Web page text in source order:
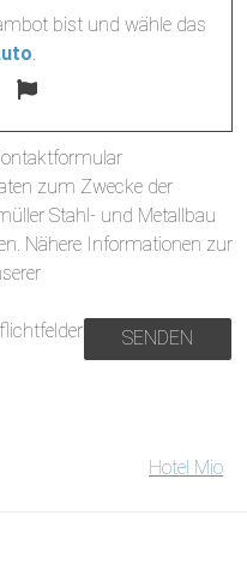
bist und wähle das
.
zum Zwecke der
Stahl- und Metallbau
Nähere Informationen zur
Hotel Mio